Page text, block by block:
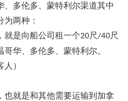
、多伦多、蒙特利尔渠道其中
两种：
就是向船公司租一个20尺/40尺
华、多伦多、蒙特利尔。
）
也就是和其他需要运输到加拿